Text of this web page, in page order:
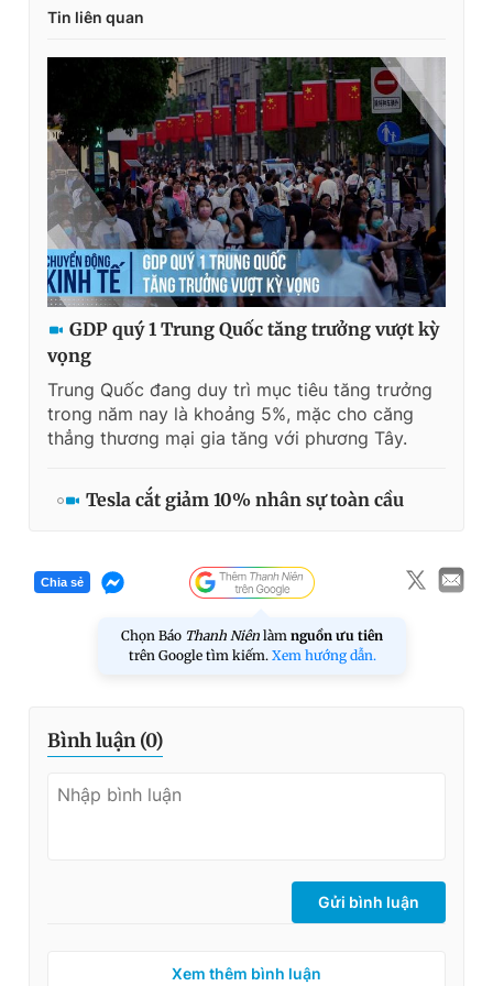
Tin liên quan
GDP quý 1 Trung Quốc tăng trưởng vượt kỳ
vọng
Trung Quốc đang duy trì mục tiêu tăng trưởng
trong năm nay là khoảng 5%, mặc cho căng
thẳng thương mại gia tăng với phương Tây.
Tesla cắt giảm 10% nhân sự toàn cầu
Chia sẻ
Chọn Báo Thanh Niên làm nguồn ưu tiên
trên Google tìm kiếm. Xem hướng dẫn.
Bình luận (0)
Gửi bình luận
Xem thêm bình luận